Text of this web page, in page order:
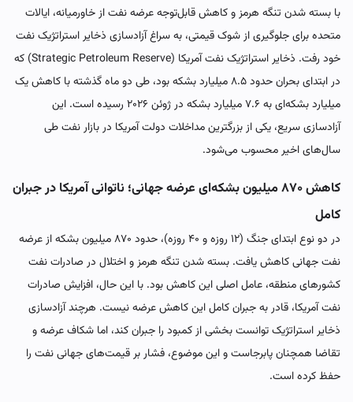
با بسته شدن تنگه هرمز و کاهش قابل‌توجه عرضه نفت از خاورمیانه، ایالات
متحده برای جلوگیری از شوک قیمتی، به سراغ آزادسازی ذخایر استراتژیک نفت
خود رفت. ذخایر استراتژیک نفت آمریکا (Strategic Petroleum Reserve) که
در ابتدای بحران حدود ۸.۵ میلیارد بشکه بود، طی دو ماه گذشته با کاهش یک
میلیارد بشکه‌ای به ۷.۶ میلیارد بشکه در ژوئن ۲۰۲۶ رسیده است. این
آزادسازی سریع، یکی از بزرگترین مداخلات دولت آمریکا در بازار نفت طی
سال‌های اخیر محسوب می‌شود.
کاهش ۸۷۰ میلیون بشکه‌ای عرضه جهانی؛ ناتوانی آمریکا در جبران
کامل
در دو نوع ابتدای جنگ (۱۲ روزه و ۴۰ روزه)، حدود ۸۷۰ میلیون بشکه از عرضه
نفت جهانی کاهش یافت. بسته شدن تنگه هرمز و اختلال در صادرات نفت
کشورهای منطقه، عامل اصلی این کاهش بود. با این حال، افزایش صادرات
نفت آمریکا، قادر به جبران کامل این کاهش عرضه نیست. هرچند آزادسازی
ذخایر استراتژیک توانست بخشی از کمبود را جبران کند، اما شکاف عرضه و
تقاضا همچنان پابرجاست و این موضوع، فشار بر قیمت‌های جهانی نفت را
حفظ کرده است.